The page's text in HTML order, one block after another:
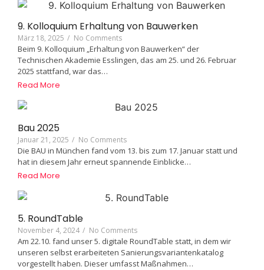
9. Kolloquium Erhaltung von Bauwerken
März 18, 2025 / No Comments
Beim 9. Kolloquium „Erhaltung von Bauwerken“ der
Technischen Akademie Esslingen, das am 25. und 26. Februar
2025 stattfand, war das…
Read More
Bau 2025
Januar 21, 2025 / No Comments
Die BAU in München fand vom 13. bis zum 17. Januar statt und
hat in diesem Jahr erneut spannende Einblicke…
Read More
5. RoundTable
November 4, 2024 / No Comments
Am 22.10. fand unser 5. digitale RoundTable statt, in dem wir
unseren selbst erarbeiteten Sanierungsvariantenkatalog
vorgestellt haben. Dieser umfasst Maßnahmen…